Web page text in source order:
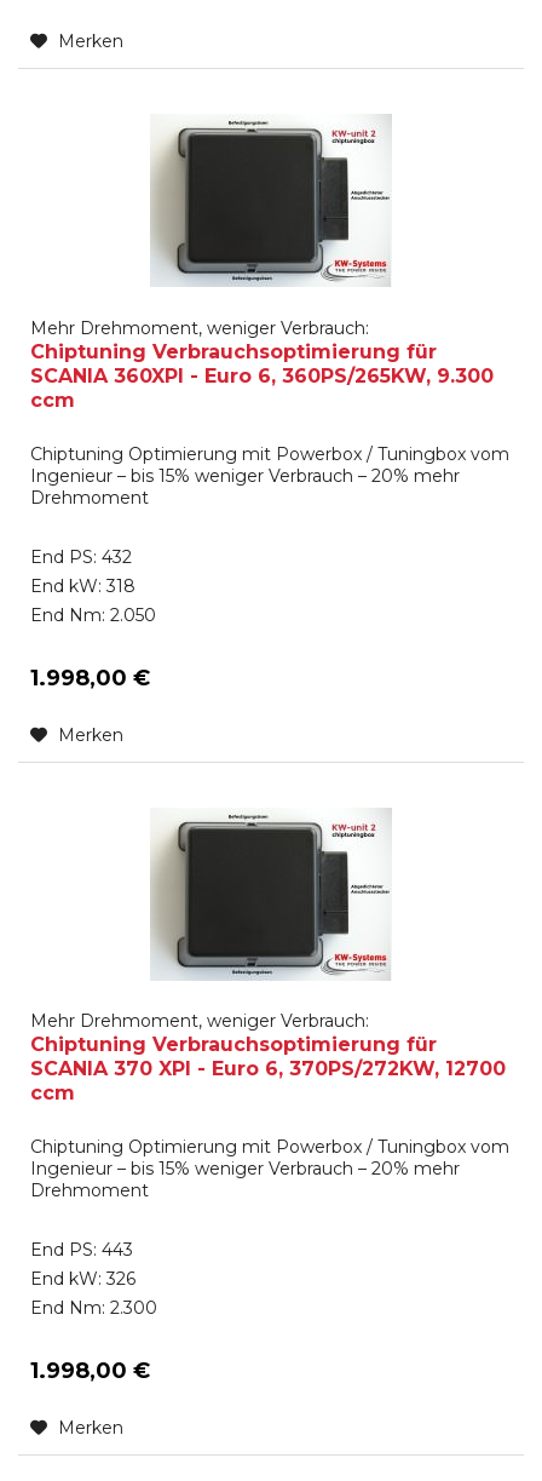
Merken
Mehr Drehmoment, weniger Verbrauch:
Chiptuning Verbrauchsoptimierung für
SCANIA 360XPI - Euro 6, 360PS/265KW, 9.300
ccm
Chiptuning Optimierung mit Powerbox / Tuningbox vom
Ingenieur – bis 15% weniger Verbrauch – 20% mehr
Drehmoment
End PS: 432
End kW: 318
End Nm: 2.050
1.998,00 €
Merken
Mehr Drehmoment, weniger Verbrauch:
Chiptuning Verbrauchsoptimierung für
SCANIA 370 XPI - Euro 6, 370PS/272KW, 12700
ccm
Chiptuning Optimierung mit Powerbox / Tuningbox vom
Ingenieur – bis 15% weniger Verbrauch – 20% mehr
Drehmoment
End PS: 443
End kW: 326
End Nm: 2.300
1.998,00 €
Merken